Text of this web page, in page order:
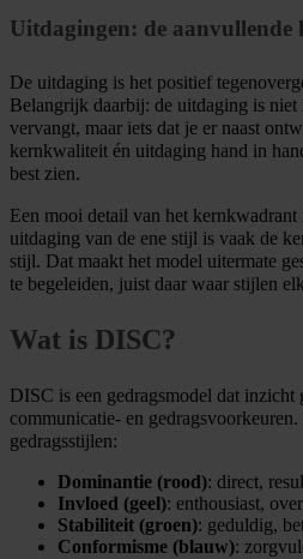
Uitdagingen: de aanvullende
De uitdaging is het positief
Belangrijk daarbij: de uitdaging is
vervangt, maar iets dat je er naast
kernkwaliteit én uitdaging hand in
best zien.
Een mooi detail van het
uitdaging van de ene stijl is vaak de
stijl. Dat maakt het model uitermate
te begeleiden, juist daar waar stijlen
Wat is DISC?
DISC is een gedragsmodel dat inzicht
communicatie- en
gedragsstijlen:
Dominantie (rood): direct,
Invloed (geel): enthousiast,
Stabiliteit (groen): geduldig,
Conformisme (blauw):